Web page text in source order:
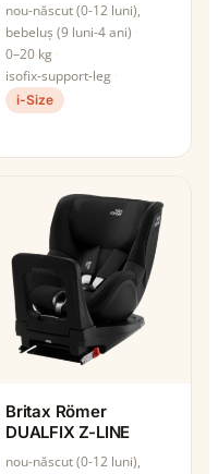
nou-născut (0-12 luni),
bebeluș (9 luni-4 ani)
0–20 kg
isofix-support-leg
i-Size
Britax Römer
DUALFIX Z-LINE
nou-născut (0-12 luni),